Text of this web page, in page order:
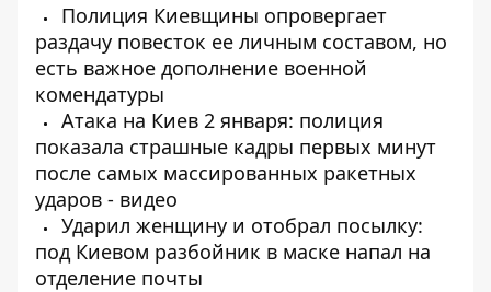
Полиция Киевщины опровергает
раздачу повесток ее личным составом, но
есть важное дополнение военной
комендатуры
Атака на Киев 2 января: полиция
показала страшные кадры первых минут
после самых массированных ракетных
ударов - видео
Ударил женщину и отобрал посылку:
под Киевом разбойник в маске напал на
отделение почты